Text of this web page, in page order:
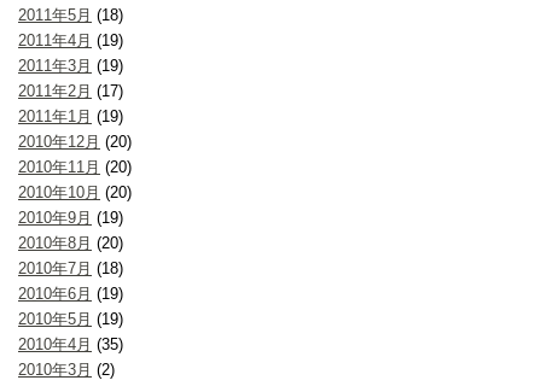
2011年5月 (18)
2011年4月 (19)
2011年3月 (19)
2011年2月 (17)
2011年1月 (19)
2010年12月 (20)
2010年11月 (20)
2010年10月 (20)
2010年9月 (19)
2010年8月 (20)
2010年7月 (18)
2010年6月 (19)
2010年5月 (19)
2010年4月 (35)
2010年3月 (2)